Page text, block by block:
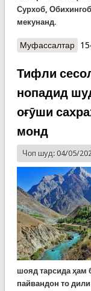
Сурхоб,
мекунанд.
Муфассалтаро
Тифли
нопадид
оғӯши
монд
Чоп шуд: 04/05/
шояд тарсида ҳам
пайвандон то